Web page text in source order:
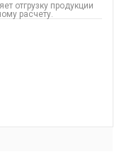
отгрузку продукции
расчету.